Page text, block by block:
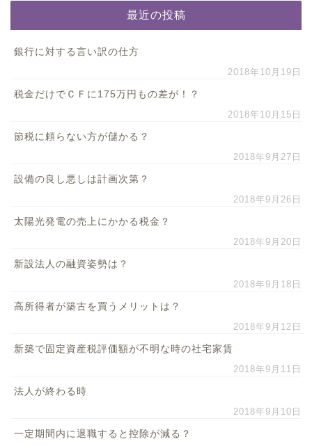
最近の投稿
銀行に対する言い訳の仕方
2018年10月19日
税金だけでＣＦに175万円もの差が！？
2018年10月15日
節税に頼らない方が儲かる？
2018年9月27日
設備の良し悪しは計画次第？
2018年9月26日
太陽光発電の売上にかかる税金？
2018年9月20日
新設法人の融資姿勢は？
2018年9月18日
高所得者が築古を買うメリットは？
2018年9月12日
新築で固定資産税評価額が不明な時の社宅家賃
2018年9月11日
法人が終わる時
2018年9月10日
一定期間内に退職すると控除が減る？